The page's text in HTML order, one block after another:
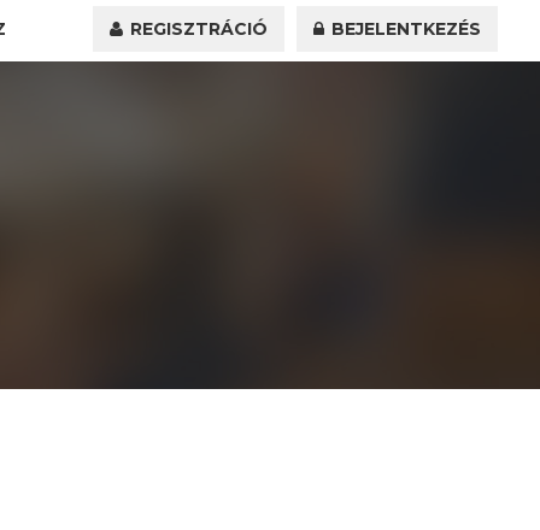
REGISZTRÁCIÓ BEJELENTKEZÉS